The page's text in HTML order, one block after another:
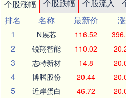
个股涨幅 个股跌幅 个股流入
排名
名称 最新价
1
N展芯 116.52
2 锐翔智能 110.02
3 志特新材 14.8
4 博腾股份 20.44
5 近岸蛋白 46.72